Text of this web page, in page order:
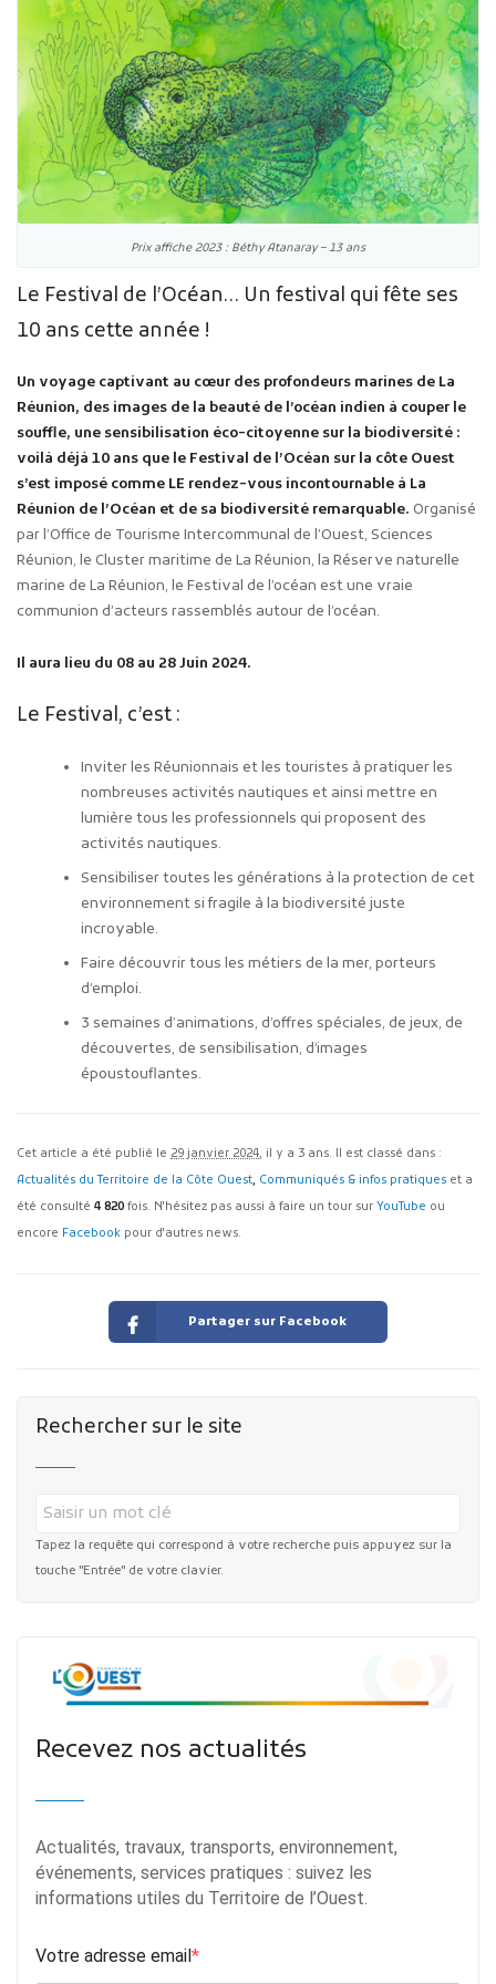
Prix affiche 2023 : Béthy Atanaray – 13 ans
Le Festival de l’Océan… Un festival qui fête ses
10 ans cette année !
Un voyage captivant au cœur des profondeurs marines de La
Réunion, des images de la beauté de l’océan indien à couper le
souffle, une sensibilisation éco-citoyenne sur la biodiversité :
voilà déjà 10 ans que le Festival de l’Océan sur la côte Ouest
s’est imposé comme LE rendez-vous incontournable à La
Réunion de l’Océan et de sa biodiversité remarquable. Organisé
par l’Office de Tourisme Intercommunal de l’Ouest, Sciences
Réunion, le Cluster maritime de La Réunion, la Réserve naturelle
marine de La Réunion, le Festival de l’océan est une vraie
communion d’acteurs rassemblés autour de l’océan.
Il aura lieu du 08 au 28 Juin 2024.
Le Festival, c’est :
Inviter les Réunionnais et les touristes à pratiquer les
nombreuses activités nautiques et ainsi mettre en
lumière tous les professionnels qui proposent des
activités nautiques.
Sensibiliser toutes les générations à la protection de cet
environnement si fragile à la biodiversité juste
incroyable.
Faire découvrir tous les métiers de la mer, porteurs
d’emploi.
3 semaines d’animations, d’offres spéciales, de jeux, de
découvertes, de sensibilisation, d’images
époustouflantes.
Cet article a été publié le 29 janvier 2024, il y a 3 ans. Il est classé dans :
Actualités du Territoire de la Côte Ouest, Communiqués & infos pratiques et a
été consulté 4 820 fois. N'hésitez pas aussi à faire un tour sur YouTube ou
encore Facebook pour d'autres news.
Partager sur Facebook
Rechercher sur le site
Tapez la requête qui correspond à votre recherche puis appuyez sur la
touche "Entrée" de votre clavier.
Recevez nos actualités
Actualités, travaux, transports, environnement,
événements, services pratiques : suivez les
informations utiles du Territoire de l’Ouest.
Votre adresse email